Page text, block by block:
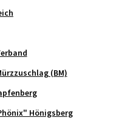
(BM)
Hönigsberg